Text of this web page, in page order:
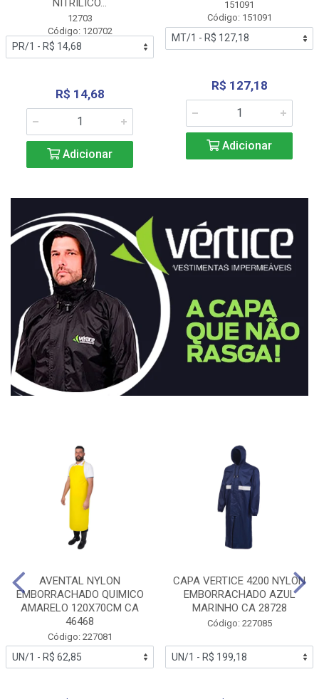
NITRÍLICO...
12703
Código: 120702
R$ 14,68
Adicionar
151091
Código: 151091
R$ 127,18
Adicionar
AVENTAL NYLON
EMBORRACHADO QUIMICO
AMARELO 120X70CM CA
46468
Código: 227081
CAPA VERTICE 4200 NYLON
EMBORRACHADO AZUL
MARINHO CA 28728
Código: 227085